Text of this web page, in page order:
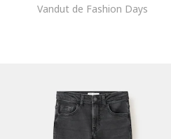
Vandut de Fashion Days